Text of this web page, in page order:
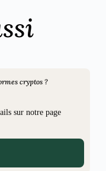
cryptos ?
sur notre page